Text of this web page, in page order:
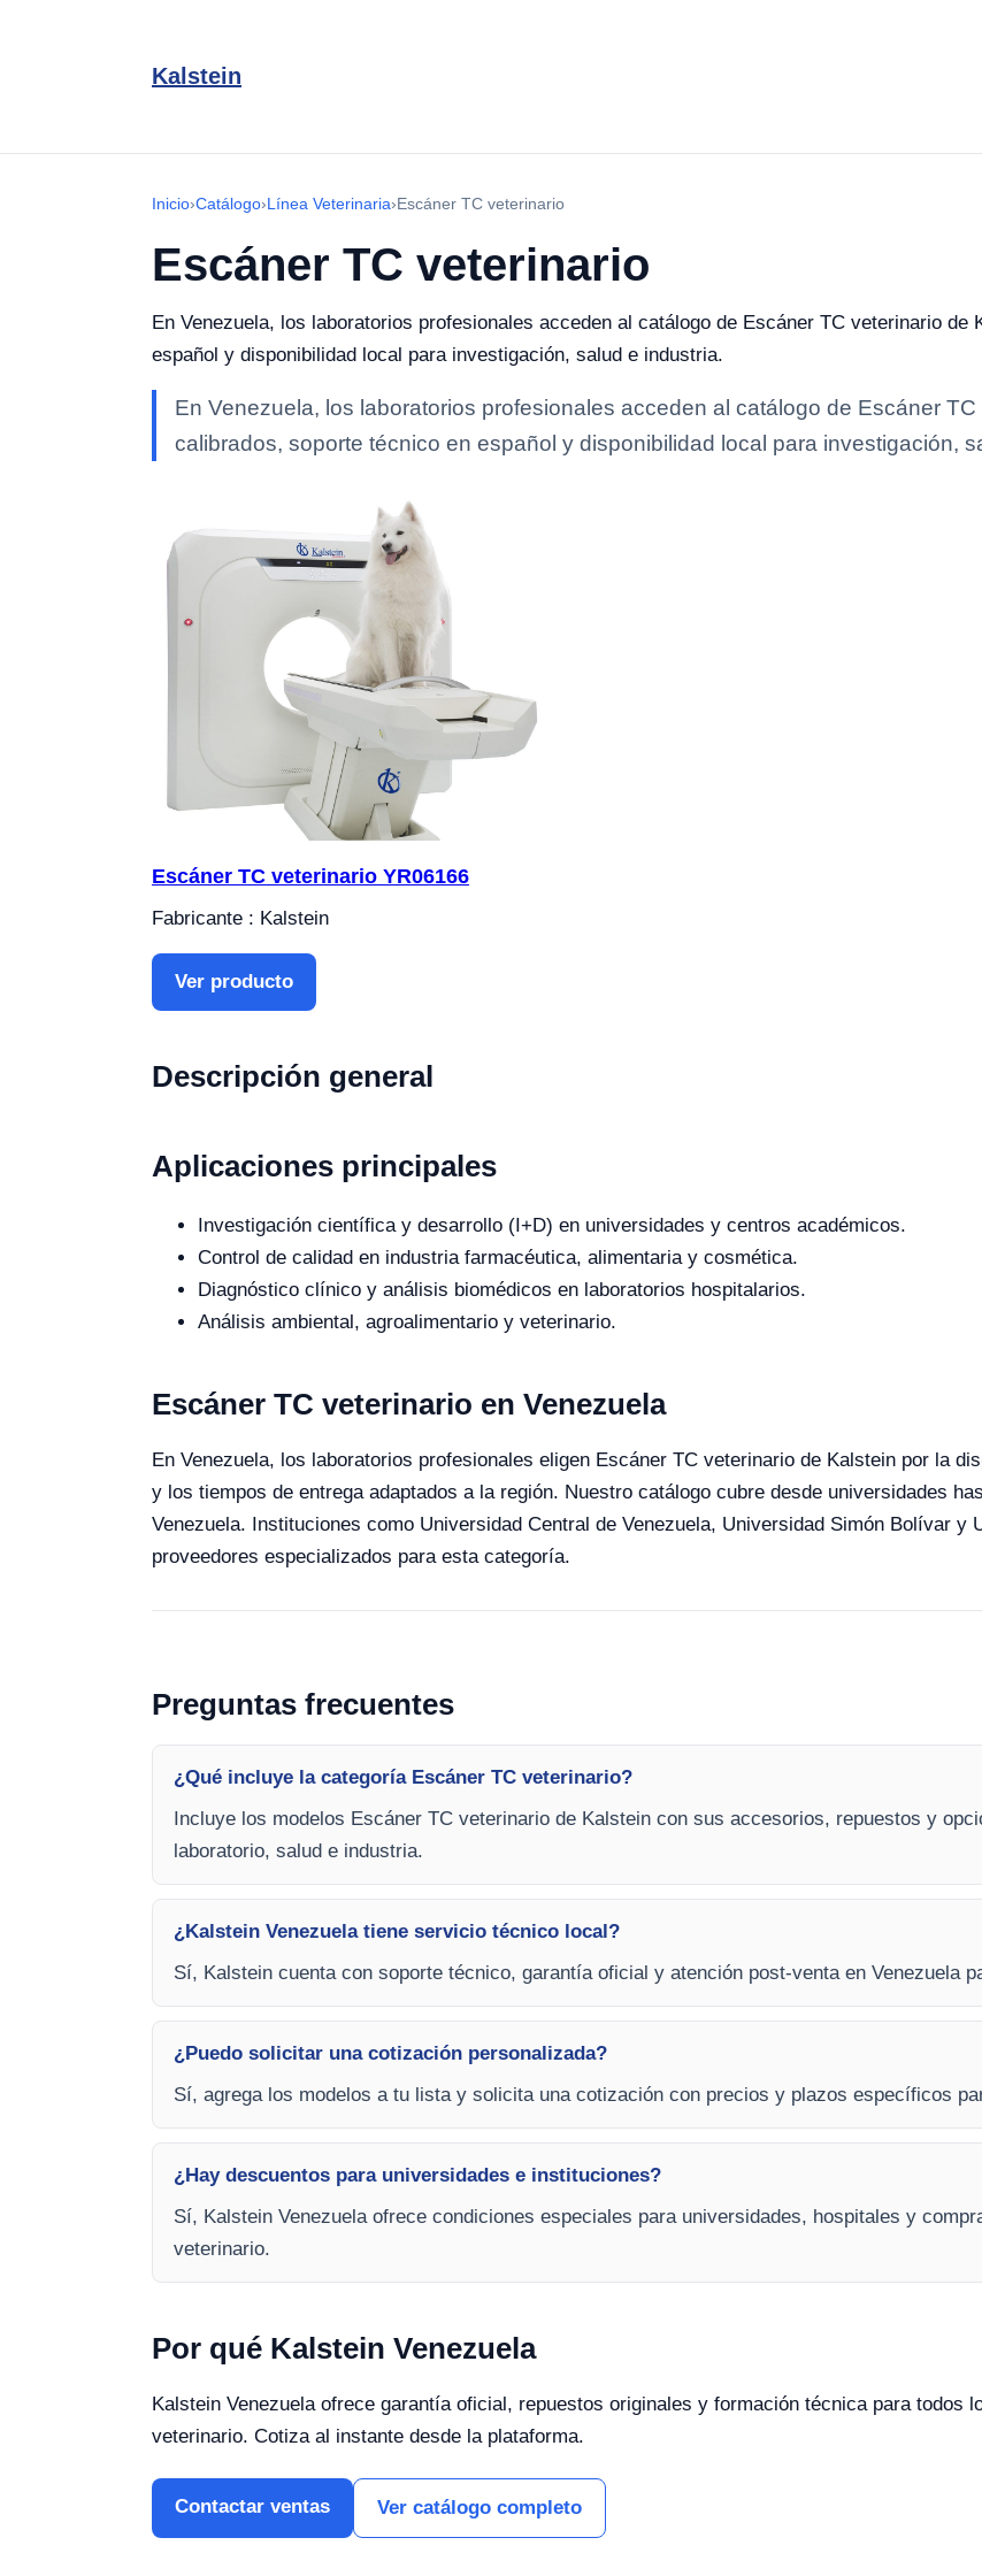
Kalstein
Inicio›Catálogo›Línea Veterinaria›Escáner TC veterinario
Escáner TC veterinario
En Venezuela, los laboratorios profesionales acceden al catálogo de Escáner TC veterinario
español y disponibilidad local para investigación, salud e industria.
En Venezuela, los laboratorios profesionales acceden al catálogo de Escáner
calibrados, soporte técnico en español y disponibilidad local para investigación,
Escáner TC veterinario YR06166
Fabricante : Kalstein
Ver producto
Descripción general
Aplicaciones principales
Investigación científica y desarrollo (I+D) en universidades y centros académicos.
Control de calidad en industria farmacéutica, alimentaria y cosmética.
Diagnóstico clínico y análisis biomédicos en laboratorios hospitalarios.
Análisis ambiental, agroalimentario y veterinario.
Escáner TC veterinario en Venezuela
En Venezuela, los laboratorios profesionales eligen Escáner TC veterinario de Kalstein por la
y los tiempos de entrega adaptados a la región. Nuestro catálogo cubre desde universidades
Venezuela. Instituciones como Universidad Central de Venezuela, Universidad Simón Bolívar y
proveedores especializados para esta categoría.
Preguntas frecuentes
¿Qué incluye la categoría Escáner TC veterinario?
Incluye los modelos Escáner TC veterinario de Kalstein con sus accesorios, repuestos y
laboratorio, salud e industria.
¿Kalstein Venezuela tiene servicio técnico local?
Sí, Kalstein cuenta con soporte técnico, garantía oficial y atención post-venta en Venezuela
¿Puedo solicitar una cotización personalizada?
Sí, agrega los modelos a tu lista y solicita una cotización con precios y plazos específicos
¿Hay descuentos para universidades e instituciones?
Sí, Kalstein Venezuela ofrece condiciones especiales para universidades, hospitales y
veterinario.
Por qué Kalstein Venezuela
Kalstein Venezuela ofrece garantía oficial, repuestos originales y formación técnica para todos
veterinario. Cotiza al instante desde la plataforma.
Contactar ventas Ver catálogo completo